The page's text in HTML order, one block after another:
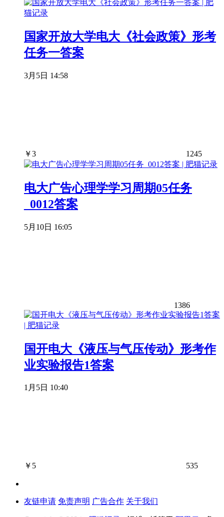
国家开放大学电大《社会政策》形考
任务一答案
3月5日 14:58
￥3 1245
电大广告心理学学习周期05任务
_0012答案
5月10日 16:05
1386
国开电大《液压与气压传动》形考作
业实验报告1答案
1月5日 10:40
￥ 5 535
友链申请 免责声明 广告合作 关于我们